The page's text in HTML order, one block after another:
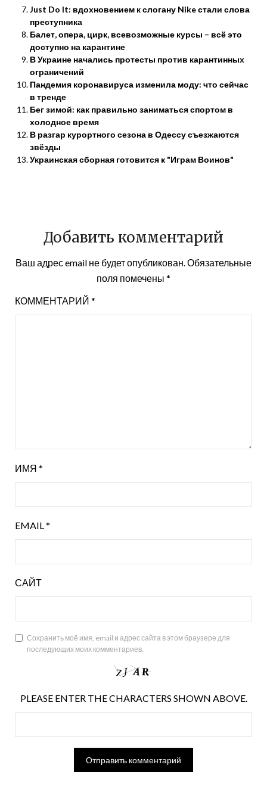
Just Do It: вдохновением к слогану Nike стали слова
преступника
Балет, опера, цирк, всевозможные курсы – всё это
доступно на карантине
В Украине начались протесты против карантинных
ограничений
Пандемия коронавируса изменила моду: что сейчас
в тренде
Бег зимой: как правильно заниматься спортом в
холодное время
В разгар курортного сезона в Одессу съезжаются
звёзды
Украинская сборная готовится к "Играм Воинов"
Добавить комментарий
Ваш адрес email не будет опубликован.Обязательные
поля помечены *
КОММЕНТАРИЙ *
ИМЯ *
EMAIL*
САЙТ
Сохранить моё имя, email и адрес сайта в этом браузере для
последующих моих комментариев.
PLEASE ENTER THE CHARACTERS SHOWN ABOVE.